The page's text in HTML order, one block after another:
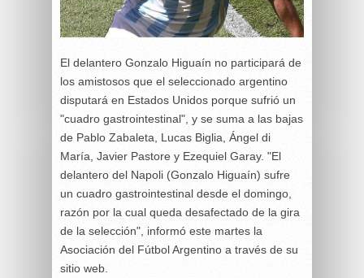
El delantero Gonzalo Higuaín no participará de
los amistosos que el seleccionado argentino
disputará en Estados Unidos porque sufrió un
"cuadro gastrointestinal", y se suma a las bajas
de Pablo Zabaleta, Lucas Biglia, Ángel di
María, Javier Pastore y Ezequiel Garay. "El
delantero del Napoli (Gonzalo Higuaín) sufre
un cuadro gastrointestinal desde el domingo,
razón por la cual queda desafectado de la gira
de la selección", informó este martes la
Asociación del Fútbol Argentino a través de su
sitio web.